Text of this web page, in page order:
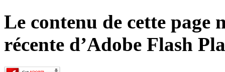
Le contenu de cette page
récente d’Adobe Flash